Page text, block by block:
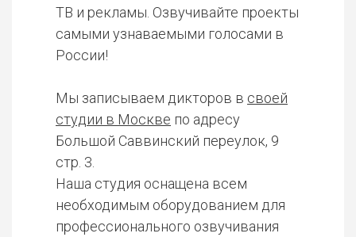
ТВ и рекламы. Озвучивайте проекты
самыми узнаваемыми голосами в
России!
Мы записываем дикторов в своей
студии в Москве по адресу
Большой Саввинский переулок, 9
стр. 3.
Наша студия оснащена всем
необходимым оборудованием для
профессионального озвучивания